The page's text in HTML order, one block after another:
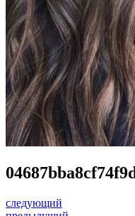
следующий